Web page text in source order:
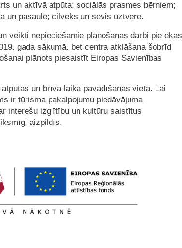
un aktīvā atpūta; sociālās prasmes bērniem;
un pasaule; cilvēks un sevis uztvere.
veikti nepieciešamie plānošanas darbi pie ēkas
gada sākumā, bet centra atklāšana šobrīd
plānots piesaistīt Eiropas Savienības
un brīvā laika pavadīšanas vieta. Lai
ir tūrisma pakalpojumu piedāvājuma
interešu izglītību un kultūru saistītus
aizpildīs.